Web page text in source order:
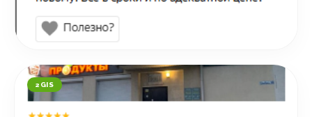
2GIS